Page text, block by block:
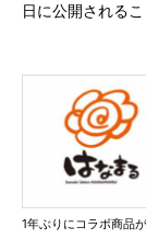
日に公開されるこ
1年ぶりにコラボ商品